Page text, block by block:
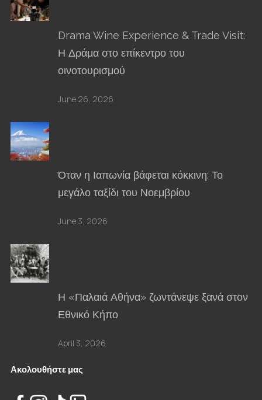
Drama Wine Experience & Trade Visit:
Η Δράμα στο επίκεντρο του
οινοτουρισμού
June 26, 2026
Όταν η Ιαπωνία βάφεται κόκκινη: Το
μεγάλο ταξίδι του Νοεμβρίου
June 3, 2026
Η «Παλαιά Αθήνα» ζωντάνεψε ξανά στον
Εθνικό Κήπο
April 3, 2026
Ακολουθήστε μας